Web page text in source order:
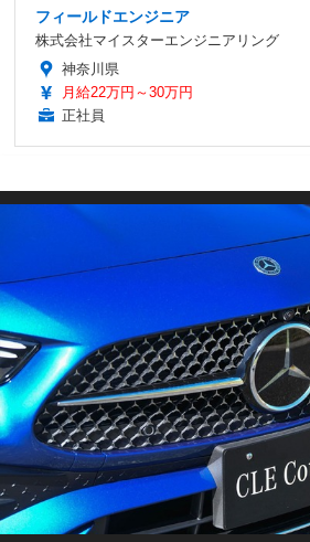
フィールドエンジニア
株式会社マイスターエンジニアリング
神奈川県
月給22万円～30万円
正社員